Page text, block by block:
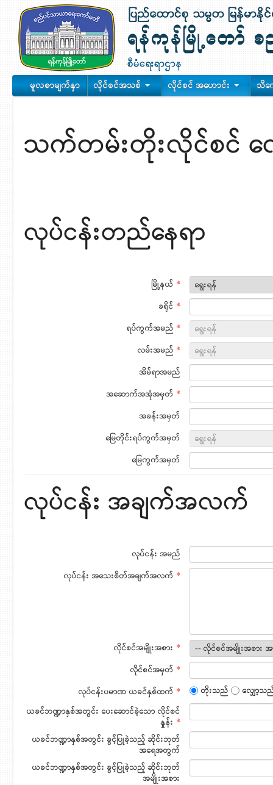
မူလစာမျက်နှာ လိုင်စင်အသစ် လိုင်စင် အဟောင်း သိက
သက်တမ်းတိုးလိုင်စင် လျှ
လုပ်ငန်းတည်နေရာ
မြို့နယ် *
ခရိုင် *
ရပ်ကွက်အမည် *
လမ်းအမည် *
အိမ်ရာအမည်
အဆောက်အအုံအမှတ် *
အခန်းအမှတ်
မြေတိုင်းရပ်ကွက်အမှတ်
မြေကွက်အမှတ်
လုပ်ငန်း အချက်အလက်
လုပ်ငန်း အမည်
လုပ်ငန်း အသေးစိတ်အချက်အလက် *
လိုင်စင်အမျိုးအစား *
လိုင်စင်အမှတ် *
လုပ်ငန်းပမာဏ ယခင်နှစ်ထက် * တိုးသည်
လျှော့
ယခင်ဘဏ္ဍာနှစ်အတွင်း ပေးဆောင်ခဲ့သော လိုင်စင်
နှုန်း *
ယခင်ဘဏ္ဍာနှစ်အတွင်း ခွင့်ပြုခဲ့သည့် ဆိုင်းဘုတ်
အရေအတွက်
ယခင်ဘဏ္ဍာနှစ်အတွင်း ခွင့်ပြုခဲ့သည့် ဆိုင်းဘုတ်
အမျိုးအစား